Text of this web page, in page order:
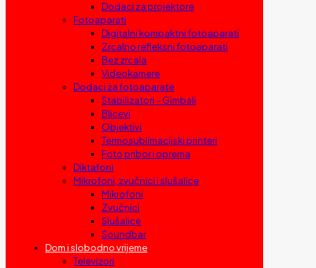
Dodaci za projektore
Fotoaparati
Digitalni kompaktni fotoaparati
Zrcalno refleksni fotoaparati
Bez zrcala
Videokamere
Dodaci za fotoaparate
Stabilizatori – Gimbali
Blicevi
Objektivi
Termosublimacijski printeri
Foto pribor i oprema
Diktafoni
Mikrofoni, zvučnici i slušalice
Mikrofoni
Zvučnici
Slušalice
Soundbar
Dom i slobodno vrijeme
Televizori